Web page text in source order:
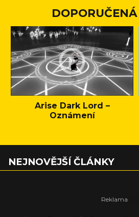
Arise Dark Lord –
Oznámení
NEJNOVĚJŠÍ ČLÁNKY